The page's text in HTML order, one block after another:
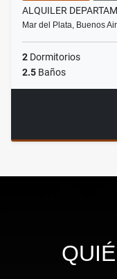
ALQUILER
Mar del Plata, Buenos
2 Dormitorios
2.5 Baños